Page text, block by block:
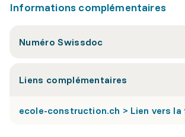
Informations complémentaires
Numéro Swissdoc
Liens complémentaires
ecole-construction.ch > Lien vers